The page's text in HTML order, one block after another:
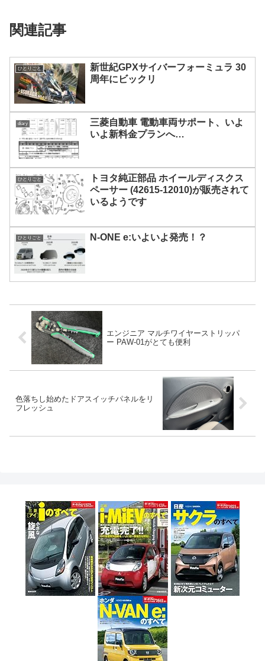
関連記事
ひとりごと
新世紀GPXサイバーフォーミュラ 30
周年にビックリ
diary
三菱自動車 電動車両サポート、いよ
いよ新料金プランへ…
ひとりごと
トヨタ純正部品 ホイールディスクス
ペーサー (42615-12010)が販売されて
いるようです
ひとりごと N-ONE e:いよいよ発売！？
エンジニア マルチワイヤーストリッパ
ー PAW-01がとても便利
色落ちし始めたドアスイッチパネルをリ
フレッシュ